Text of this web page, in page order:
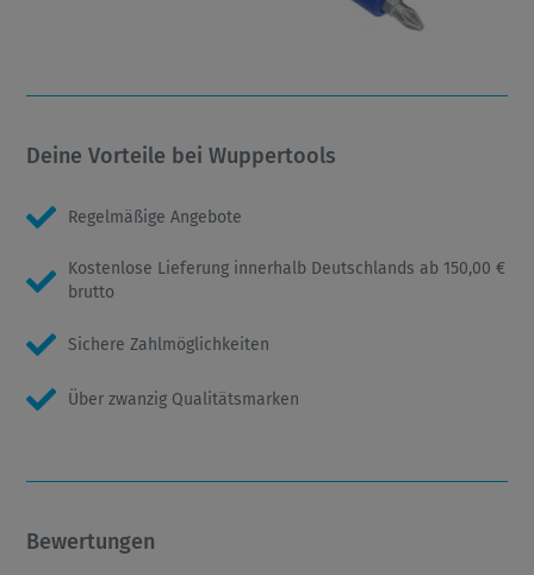
Deine Vorteile bei Wuppertools
Regelmäßige Angebote
Kostenlose Lieferung innerhalb Deutschlands ab 150,00 €
brutto
Sichere Zahlmöglichkeiten
Über zwanzig Qualitätsmarken
Bewertungen